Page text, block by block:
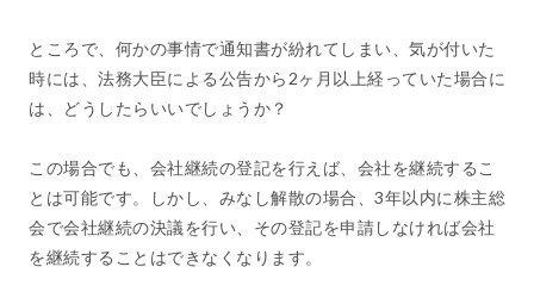
ところで、何かの事情で通知書が紛れてしまい、気が付いた
時には、法務大臣による公告から2ヶ月以上経っていた場合に
は、どうしたらいいでしょうか？
この場合でも、会社継続の登記を行えば、会社を継続するこ
とは可能です。しかし、みなし解散の場合、3年以内に株主総
会で会社継続の決議を行い、その登記を申請しなければ会社
を継続することはできなくなります。